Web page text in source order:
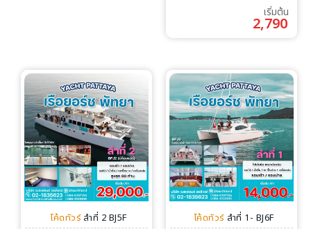
Search
เริ่มต้น
2,790
โค้ดทัวร์ ลำที่ 2 BJ5F โค้ดทัวร์ ลำที่ 1- BJ6F